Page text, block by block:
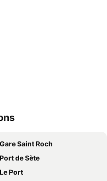
Gare Saint Roch
Port de Sète
Le Port